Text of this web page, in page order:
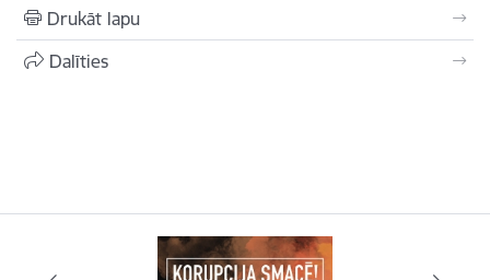
Drukāt lapu
Dalīties